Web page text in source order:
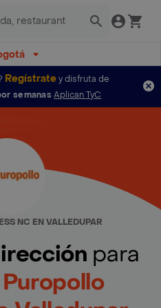
Regístratey disfruta de
semanas Aplican TyC
NC EN VALLEDUPAR
para
Puropollo